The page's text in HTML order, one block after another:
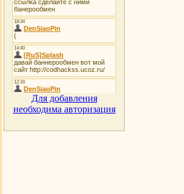
Для добавления
необходима авторизация